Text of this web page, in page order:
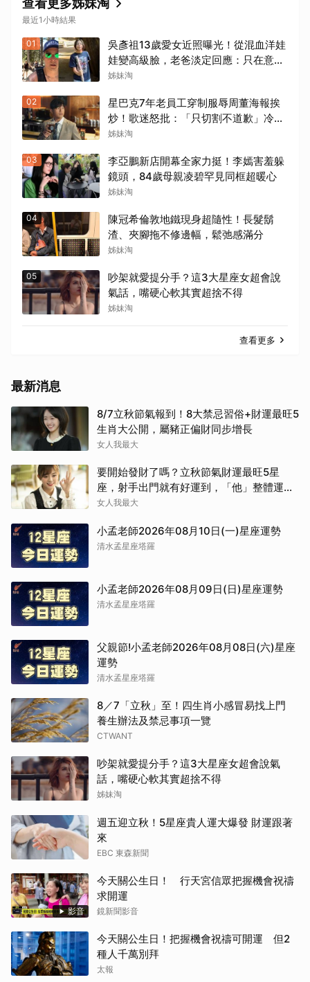
最近1小時結果
01
吳彥祖13歲愛女近照曝光！從混血洋娃
娃變高級臉，老爸淡定回應：只在意她
踢球踢得好不好
姊妹淘
02
星巴克7年老員工穿制服辱周董海報挨
炒！歌迷怒批：「只切割不道歉」冷處
理太敷衍
姊妹淘
03
李亞鵬新店開幕全家力挺！李嫣害羞躲
鏡頭，84歲母親凌碧罕見同框超暖心
姊妹淘
04
陳冠希倫敦地鐵現身超隨性！長髮鬍
渣、夾腳拖不修邊幅，鬆弛感滿分
姊妹淘
05
吵架就愛提分手？這3大星座女超會說
氣話，嘴硬心軟其實超捨不得
姊妹淘
查看更多
最新消息
8/7立秋節氣報到！8大禁忌習俗+財運最旺5
生肖大公開，屬豬正偏財同步增長
女人我最大
要開始發財了嗎？立秋節氣財運最旺5星
座，射手出門就有好運到，「他」整體運勢
將走上坡
女人我最大
小孟老師2026年08月10日(一)星座運勢
清水孟星座塔羅
小孟老師2026年08月09日(日)星座運勢
清水孟星座塔羅
父親節!小孟老師2026年08月08日(六)星座
運勢
清水孟星座塔羅
8／7「立秋」至！四生肖小感冒易找上門
養生辦法及禁忌事項一覽
CTWANT
吵架就愛提分手？這3大星座女超會說氣
話，嘴硬心軟其實超捨不得
姊妹淘
週五迎立秋！5星座貴人運大爆發 財運跟著
來
EBC 東森新聞
影音
今天關公生日！ 行天宮信眾把握機會祝禱
求開運
鏡新聞影音
今天關公生日！把握機會祝禱可開運 但2
種人千萬別拜
太報